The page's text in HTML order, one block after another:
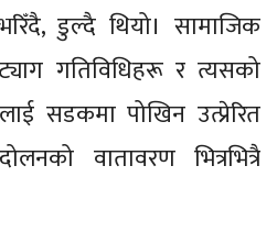
डुल्दै थियो। सामाजिक
गतिविधिहरू र त्यसको
सडकमा पोखिन उत्प्रेरित
वातावरण भित्रभित्रै